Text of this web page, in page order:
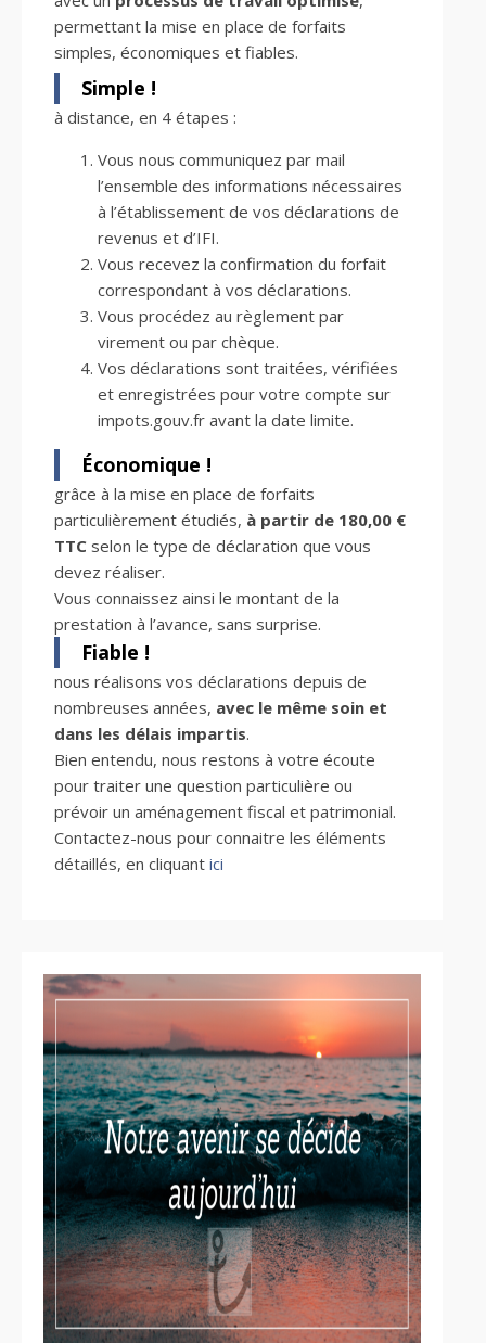
permettant la mise en place de forfaits
simples, économiques et fiables.
Simple !
à distance, en 4 étapes :
Vous nous communiquez par mail
l’ensemble des informations nécessaires
à l’établissement de vos déclarations de
revenus et d’IFI.
Vous recevez la confirmation du forfait
correspondant à vos déclarations.
Vous procédez au règlement par
virement ou par chèque.
Vos déclarations sont traitées, vérifiées
et enregistrées pour votre compte sur
impots.gouv.fr avant la date limite.
Économique !
grâce à la mise en place de forfaits
particulièrement étudiés, à partir de 180,00 €
TTC selon le type de déclaration que vous
devez réaliser.
Vous connaissez ainsi le montant de la
prestation à l’avance, sans surprise.
Fiable !
nous réalisons vos déclarations depuis de
nombreuses années, avec le même soin et
dans les délais impartis.
Bien entendu, nous restons à votre écoute
pour traiter une question particulière ou
prévoir un aménagement fiscal et patrimonial.
Contactez-nous pour connaitre les éléments
détaillés, en cliquant ici